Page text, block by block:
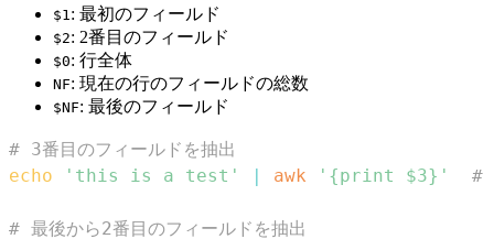
$1: 最初のフィールド
$2: 2番目のフィールド
$0: 行全体
NF: 現在の行のフィールドの総数
$NF: 最後のフィールド
# 3番目のフィールドを抽出
echo
'this is a test' awk '{print $3}' #
# 最後から2番目のフィールドを抽出